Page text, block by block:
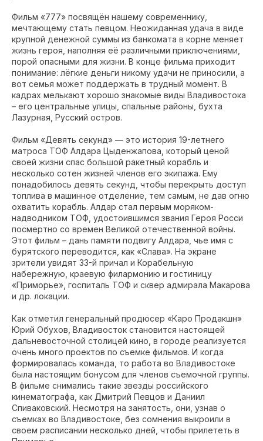
Фильм «777» посвящён нашему современнику,
мечтающему стать певцом. Неожиданная удача в виде
крупной денежной суммы из банкомата в корне меняет
жизнь героя, наполняя её различными приключениями,
порой опасными для жизни. В конце фильма приходит
понимание: лёгкие деньги никому удачи не приносили, а
вот семья может поддержать в трудный момент. В
кадрах мелькают хорошо знакомые виды Владивостока
– его центральные улицы, спальные районы, бухта
Лазурная, Русский остров.
Фильм «Девять секунд» — это история 19-летнего
матроса ТОФ Алдара Цыденжапова, который ценой
своей жизни спас большой ракетный корабль и
несколько сотен жизней членов его экипажа. Ему
понадобилось девять секунд, чтобы перекрыть доступ
топлива в машинное отделение, тем самым, не дав огню
охватить корабль. Алдар стал первым моряком-
надводником ТОФ, удостоившимся звания Героя Росси
посмертно со времен Великой отечественной войны.
Этот фильм – дань памяти подвигу Алдара, чье имя с
бурятского переводится, как «Слава». На экране
зрители увидят 33-й причал и Корабельную
набережную, краевую филармонию и гостиницу
«Приморье», госпиталь ТОФ и сквер адмирала Макарова
и др. локации.
Как отметил генеральный продюсер «Каро Продакшн»
Юрий Обухов, Владивосток становится настоящей
дальневосточной столицей кино, в городе реализуется
очень много проектов по съемке фильмов. И когда
формировалась команда, то работа во Владивостоке
была настоящим бонусом для членов съемочной группы.
В фильме снимались такие звезды российского
кинематографа, как Дмитрий Певцов и Даниил
Спиваковский. Несмотря на занятость, они, узнав о
съемках во Владивостоке, без сомнения выкроили в
своем расписании несколько дней, чтобы прилететь в